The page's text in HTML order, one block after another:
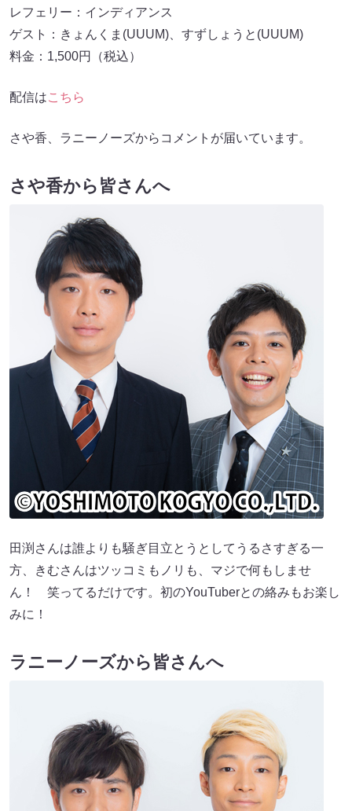
レフェリー：インディアンス
ゲスト：きょんくま(UUUM)、すずしょうと(UUUM)
料金：1,500円（税込）
配信はこちら
さや香、ラニーノーズからコメントが届いています。
さや⾹から皆さんへ
⽥渕さんは誰よりも騒ぎ⽬⽴とうとしてうるさすぎる⼀
⽅、きむさんはツッコミもノリも、マジで何もしませ
ん！ 笑ってるだけです。初のYouTuberとの絡みもお楽し
みに！
ラニーノーズから皆さんへ